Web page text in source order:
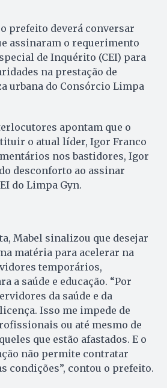
prefeito deverá conversar
assinaram o requerimento
de Inquérito (CEI) para
na prestação de
urbana do Consórcio Limpa
apontam que o
o atual líder, Igor Franco
nos bastidores, Igor
desconforto ao assinar
do Limpa Gyn.
Mabel sinalizou que desejar
matéria para acelerar na
temporários,
a saúde e educação. “Por
da saúde e da
Isso me impede de
ou até mesmo de
que estão afastados. E o
não permite contratar
condições”, contou o prefeito.